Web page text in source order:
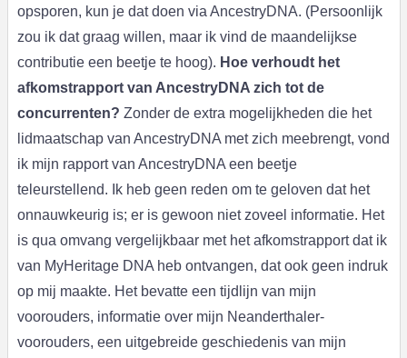
opsporen, kun je dat doen via AncestryDNA. (Persoonlijk
zou ik dat graag willen, maar ik vind de maandelijkse
contributie een beetje te hoog). Hoe verhoudt het
afkomstrapport van AncestryDNA zich tot de
concurrenten? Zonder de extra mogelijkheden die het
lidmaatschap van AncestryDNA met zich meebrengt, vond
ik mijn rapport van AncestryDNA een beetje
teleurstellend. Ik heb geen reden om te geloven dat het
onnauwkeurig is; er is gewoon niet zoveel informatie. Het
is qua omvang vergelijkbaar met het afkomstrapport dat ik
van MyHeritage DNA heb ontvangen, dat ook geen indruk
op mij maakte. Het bevatte een tijdlijn van mijn
voorouders, informatie over mijn Neanderthaler-
voorouders, een uitgebreide geschiedenis van mijn